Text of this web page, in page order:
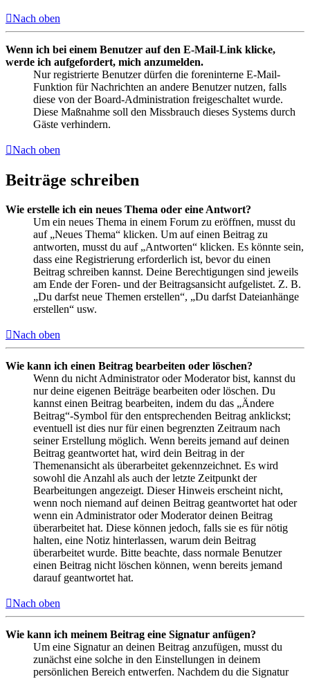
Nach oben
Wenn ich bei einem Benutzer auf den E-Mail-Link klicke,
werde ich aufgefordert, mich anzumelden.
Nur registrierte Benutzer dürfen die foreninterne E-Mail-
Funktion für Nachrichten an andere Benutzer nutzen, falls
diese von der Board-Administration freigeschaltet wurde.
Diese Maßnahme soll den Missbrauch dieses Systems durch
Gäste verhindern.
Nach oben
Beiträge schreiben
Wie erstelle ich ein neues Thema oder eine Antwort?
Um ein neues Thema in einem Forum zu eröffnen, musst du
auf „Neues Thema“ klicken. Um auf einen Beitrag zu
antworten, musst du auf „Antworten“ klicken. Es könnte sein,
dass eine Registrierung erforderlich ist, bevor du einen
Beitrag schreiben kannst. Deine Berechtigungen sind jeweils
am Ende der Foren- und der Beitragsansicht aufgelistet. Z. B.
„Du darfst neue Themen erstellen“, „Du darfst Dateianhänge
erstellen“ usw.
Nach oben
Wie kann ich einen Beitrag bearbeiten oder löschen?
Wenn du nicht Administrator oder Moderator bist, kannst du
nur deine eigenen Beiträge bearbeiten oder löschen. Du
kannst einen Beitrag bearbeiten, indem du das „Ändere
Beitrag“-Symbol für den entsprechenden Beitrag anklickst;
eventuell ist dies nur für einen begrenzten Zeitraum nach
seiner Erstellung möglich. Wenn bereits jemand auf deinen
Beitrag geantwortet hat, wird dein Beitrag in der
Themenansicht als überarbeitet gekennzeichnet. Es wird
sowohl die Anzahl als auch der letzte Zeitpunkt der
Bearbeitungen angezeigt. Dieser Hinweis erscheint nicht,
wenn noch niemand auf deinen Beitrag geantwortet hat oder
wenn ein Administrator oder Moderator deinen Beitrag
überarbeitet hat. Diese können jedoch, falls sie es für nötig
halten, eine Notiz hinterlassen, warum dein Beitrag
überarbeitet wurde. Bitte beachte, dass normale Benutzer
einen Beitrag nicht löschen können, wenn bereits jemand
darauf geantwortet hat.
Nach oben
Wie kann ich meinem Beitrag eine Signatur anfügen?
Um eine Signatur an deinen Beitrag anzufügen, musst du
zunächst eine solche in den Einstellungen in deinem
persönlichen Bereich entwerfen. Nachdem du die Signatur